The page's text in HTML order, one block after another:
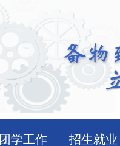
团学工作 招生就业